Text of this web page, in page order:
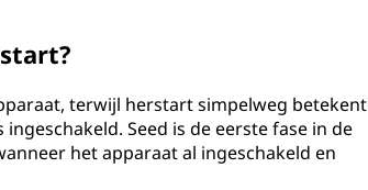
terwijl herstart simpelweg betekent
Seed is de eerste fase in de
het apparaat al ingeschakeld en